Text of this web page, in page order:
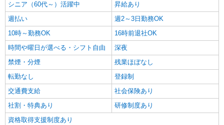
飯塚市枝国ほか多数
キープ 詳細を見る
派遣社員
株式会社kotrio /●FK-H-2010154
飯塚市＊少人数グルホで利用者さんと家事や掃
除など♪日払いOK
時給1450円〜2062円 ＜日払い有/週払い有/交
通費全支給(ガソリン代含む)＞
飯塚市枝国ほか多数
シニア（60代～）活躍中
昇給あり
週払い
週2～3日勤務OK
10時～勤務OK
16時前退社OK
時間や曜日が選べる・シフト自由
深夜
禁煙・分煙
残業ほぼなし
転勤なし
登録制
交通費支給
社会保険あり
社割・特典あり
研修制度あり
資格取得支援制度あり